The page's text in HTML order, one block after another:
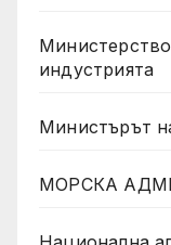
индустрията
Министърът
МОРСКА